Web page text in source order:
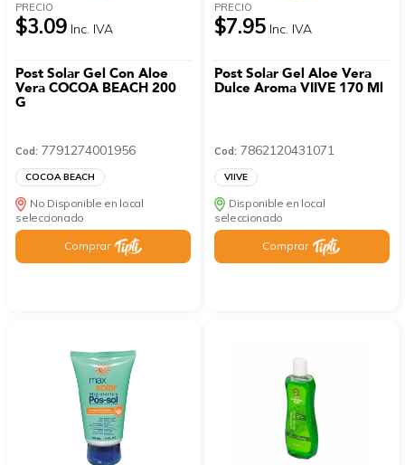
PRECIO
$3.09 Inc. IVA
Post Solar Gel Con Aloe
Vera COCOA BEACH 200
G
Cod: 7791274001956
COCOA BEACH
No Disponible en local
seleccionado
Comprar
PRECIO
$7.95 Inc. IVA
Post Solar Gel Aloe Vera
Dulce Aroma VIIVE 170 Ml
Cod: 7862120431071
VIIVE
Disponible en local
seleccionado
Comprar